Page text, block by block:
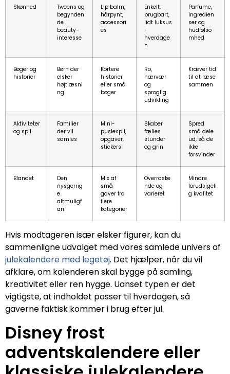
Skønhed
Tweens og
begynden
de
beauty-
interesse
Lip balm,
hårpynt,
accessori
es
Enkelt,
brugbart,
lidt luksus
i
hverdage
n
Parfume,
ingredien
ser og
hudfølso
mhed
Bøger og
historier
Børn der
elsker
højtlæsni
ng
Kortere
historier
eller små
bøger
Ro,
nærvær
og
sproglig
udvikling
Kræver tid
til at læse
sammen
Aktiviteter
og spil
Familier
der vil
samles
Mini-
puslespil,
opgaver,
stickers
Skaber
fælles
stunder
og grin
Spred
små dele
ud, så de
ikke
forsvinder
Blandet
Den
nysgerrig
e
altmuligf
an
Mix af
små
gaver fra
flere
kategorier
Overraske
nde og
varieret
Mindre
forudsigeli
g kvalitet
Hvis modtageren især elsker figurer, kan du
sammenligne udvalget med vores samlede univers af
julekalendere med legetøj. Det hjælper, når du vil
afklare, om kalenderen skal bygge på samling,
kreativitet eller ren hygge. Uanset typen er det
vigtigste, at indholdet passer til hverdagen, så
gaverne faktisk kommer i brug efter jul.
Disney frost
adventskalendere eller